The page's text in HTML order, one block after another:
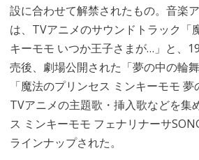
設に合わせて解禁されたもの。音楽
は、TVアニメのサウンドトラック「
キーモモ いつか王子さまが…」と、
売後、劇場公開された「夢の中の輪
「魔法のプリンセス ミンキーモモ 夢
TVアニメの主題歌・挿入歌などを集
ス ミンキーモモ フェナリナーサ
ラインナップされた。